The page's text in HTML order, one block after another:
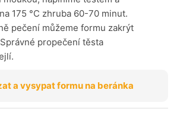
175 °C zhruba 60-70 minut.
pečení můžeme formu zakrýt
propečení těsta
a vysypat formu na beránka